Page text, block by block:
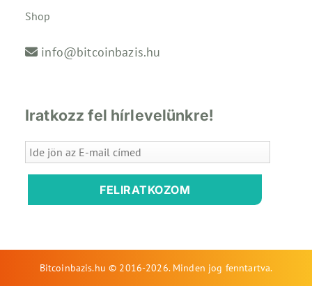
Shop
info@bitcoinbazis.hu
Iratkozz fel hírlevelünkre!
FELIRATKOZOM
Bitcoinbazis.hu © 2016-2026. Minden jog fenntartva.